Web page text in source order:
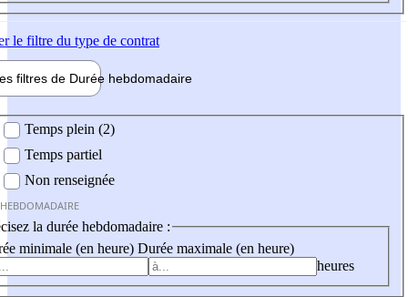
le filtre du type de contrat
filtres de Durée hebdomadaire
Temps plein (2)
Temps partiel
Non renseignée
la durée hebdomadaire :
minimale (en heure) Durée maximale (en heure)
heures